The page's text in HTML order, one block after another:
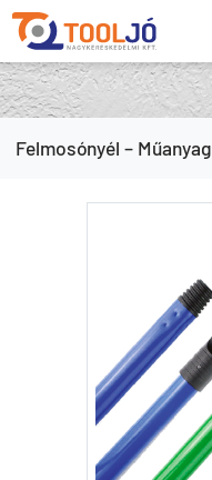
Tool Jó
Felmosónyél – Műanyag